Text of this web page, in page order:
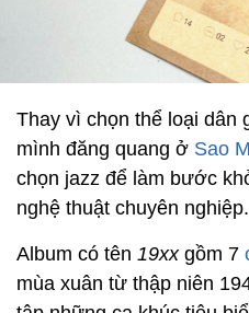
Thay vì chọn thể loại dân
mình đăng quang ở Sao
chọn jazz để làm bước
nghệ thuật chuyên nghiệp.
Album có tên 19xxgồm 7
mùa xuân từ thập niên